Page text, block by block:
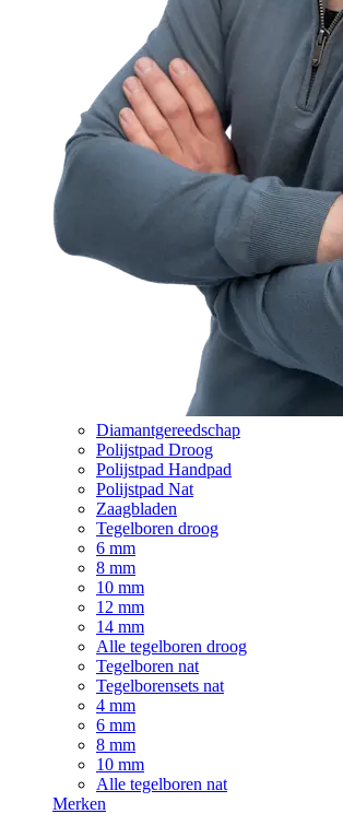
Diamantgereedschap
Polijstpad Droog
Polijstpad Handpad
Polijstpad Nat
Zaagbladen
Tegelboren droog
6 mm
8 mm
10 mm
12 mm
14 mm
Alle tegelboren droog
Tegelboren nat
Tegelborensets nat
4 mm
6 mm
8 mm
10 mm
Alle tegelboren nat
Merken